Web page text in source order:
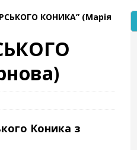
КОНИКА” (Марія
Коника з